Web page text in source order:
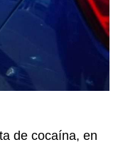
de cocaína, en